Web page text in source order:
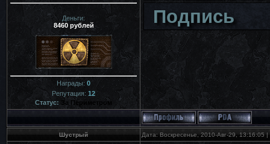
Деньги:
8460 рублей
Награды: 0
Репутация:12
Статус: За Периметром
Подпись
Шустрый Дата: Воскресенье, 2010-Авг-29,